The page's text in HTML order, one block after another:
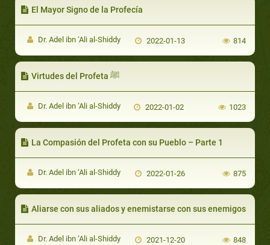
El Mayor Signo de la Profecía
Dr. Adel ibn ‘Ali al-Shiddy 2022-01-13 814
Virtudes del Profeta ﷺ
Dr. Adel ibn ‘Ali al-Shiddy 2022-01-02 1023
La Compasión del Profeta con su Pueblo – Parte 1
Dr. Adel ibn ‘Ali al-Shiddy 2022-01-26 875
Aliarse con sus aliados y enemistarse con sus enemigos
Dr. Adel ibn ‘Ali al-Shiddy 2021-12-20 848